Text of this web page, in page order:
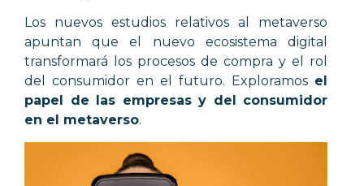
Los nuevos estudios relativos al metaverso
apuntan que el nuevo ecosistema digital
transformará los procesos de compra y el rol
del consumidor en el futuro. Exploramos el
papel de las empresas y del consumidor
en el metaverso.